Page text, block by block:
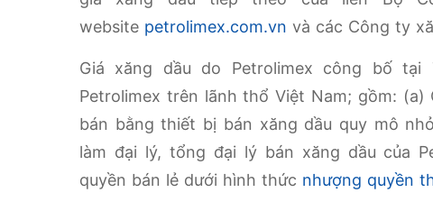
website petrolimex.com.vn và các Công ty
Giá xăng dầu do Petrolimex công bố
Petrolimex trên lãnh thổ Việt Nam; gồm:
bán bằng thiết bị bán xăng dầu quy mô
làm đại lý, tổng đại lý bán xăng dầu của
quyền bán lẻ dưới hình thức nhượng quyền